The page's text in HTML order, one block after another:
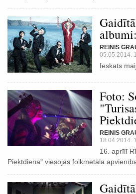
REINIS
05.05.2014.
Ieskats
Foto:
REINIS
18.04.2014.
16. aprīlī
Piektdiena" viesojās folkmetāla